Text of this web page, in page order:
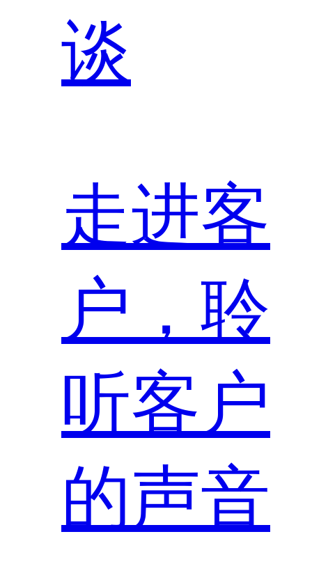
谈
走进客
户，聆
听客户
的声音